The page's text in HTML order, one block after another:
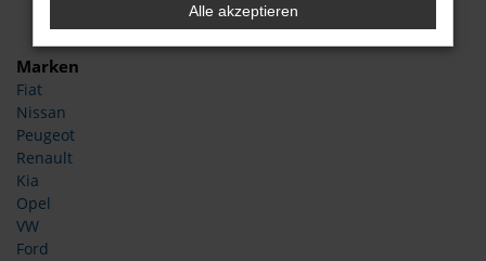
Marken
Fiat
Nissan
Peugeot
Renault
Kia
Opel
VW
Ford
Alle akzeptieren